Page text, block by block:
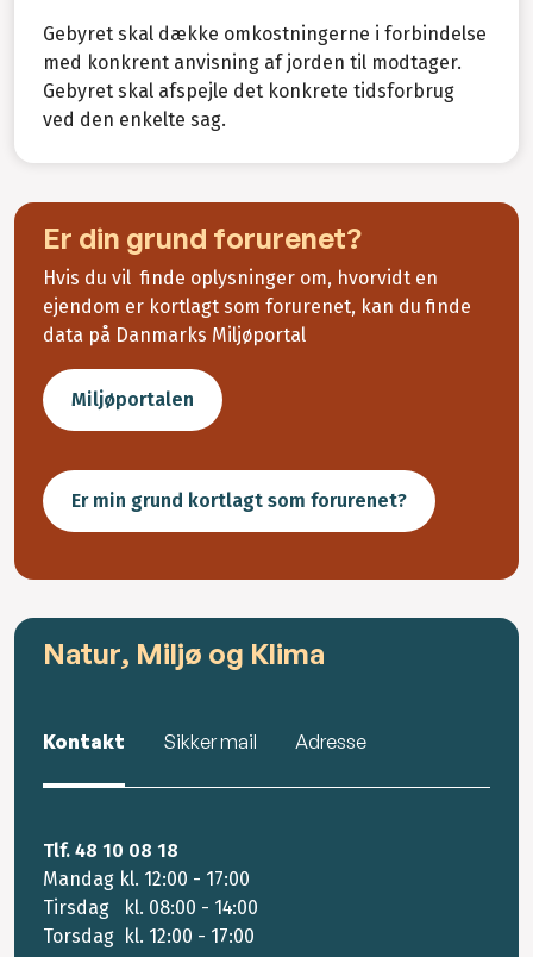
Gebyret skal dække omkostningerne i forbindelse
med konkrent anvisning af jorden til modtager.
Gebyret skal afspejle det konkrete tidsforbrug
ved den enkelte sag.
Er din grund forurenet?
Hvis du vil finde oplysninger om, hvorvidt en
ejendom er kortlagt som forurenet, kan du finde
data på Danmarks Miljøportal
Miljøportalen
Er min grund kortlagt som forurenet?
Natur, Miljø og Klima
Kontakt Sikker mail Adresse
Tlf. 48 10 08 18
Mandag kl. 12:00 - 17:00
Tirsdag kl. 08:00 - 14:00
Torsdag kl. 12:00 - 17:00